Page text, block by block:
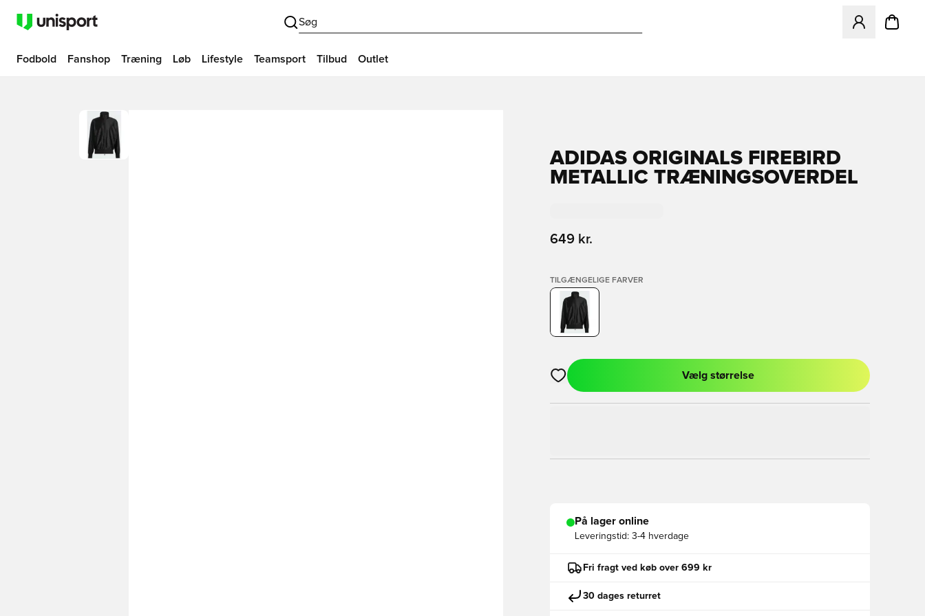
Søg
Åbner en
Fodbold Fanshop Træning Løb Lifestyle Teamsport Tilbud Outlet
ADIDAS ORIGINALS FIREBIRD
METALLIC TRÆNINGSOVERDEL
649 kr.
TILGÆNGELIGE FARVER
Åbner en Modal til at logge ind eller tilmelde dig som medlem
Vælg størrelse
På lager online
Leveringstid: 3-4 hverdage
Fri fragt ved køb over 699 kr
30 dages returret